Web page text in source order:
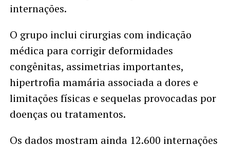
internações.
O grupo inclui cirurgias com indicação
médica para corrigir deformidades
congênitas, assimetrias importantes,
hipertrofia mamária associada a dores e
limitações físicas e sequelas provocadas por
doenças ou tratamentos.
Os dados mostram ainda 12.600 internações